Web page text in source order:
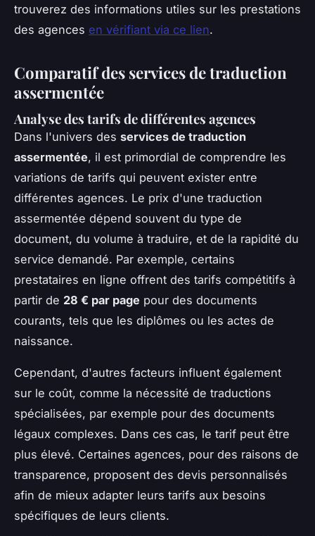
trouverez des informations utiles sur les prestations
des agences en vérifiant via ce lien.
Comparatif des services de traduction
assermentée
Analyse des tarifs de différentes agences
Dans l'univers des services de traduction
assermentée, il est primordial de comprendre les
variations de tarifs qui peuvent exister entre
différentes agences. Le prix d'une traduction
assermentée dépend souvent du type de
document, du volume à traduire, et de la rapidité du
service demandé. Par exemple, certains
prestataires en ligne offrent des tarifs compétitifs à
partir de 28 € par page pour des documents
courants, tels que les diplômes ou les actes de
naissance.
Cependant, d'autres facteurs influent également
sur le coût, comme la nécessité de traductions
spécialisées, par exemple pour des documents
légaux complexes. Dans ces cas, le tarif peut être
plus élevé. Certaines agences, pour des raisons de
transparence, proposent des devis personnalisés
afin de mieux adapter leurs tarifs aux besoins
spécifiques de leurs clients.